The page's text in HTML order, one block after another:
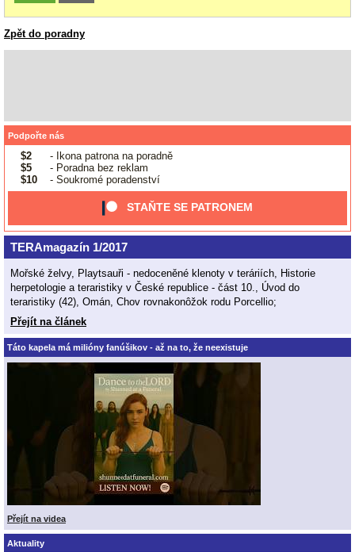
Zpět do poradny
Podpořte nás
$2
- Ikona patrona na poradně
$5
- Poradna bez reklam
$10
- Soukromé poradenství
STAŇTE SE PATRONEM
TERAmagazín 1/2017
Mořské želvy, Playtsauři - nedoceněné klenoty v teráriích, Historie
herpetologie a teraristiky v České republice - část 10., Úvod do
teraristiky (42), Omán, Chov rovnakonôžok rodu Porcellio;
Přejít na článek
Táto kapela má milióny fanúšikov - až na to, že neexistuje
Přejít na videa
Aktuality